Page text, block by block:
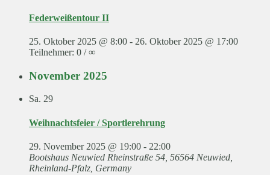
Federweißentour II
25. Oktober 2025 @ 8:00 - 26. Oktober 2025 @ 17:00
Teilnehmer: 0 / ∞
November 2025
Sa. 29
Weihnachtsfeier / Sportlerehrung
29. November 2025 @ 19:00 - 22:00
Bootshaus Neuwied Rheinstraße 54, 56564 Neuwied,
Rheinland-Pfalz, Germany